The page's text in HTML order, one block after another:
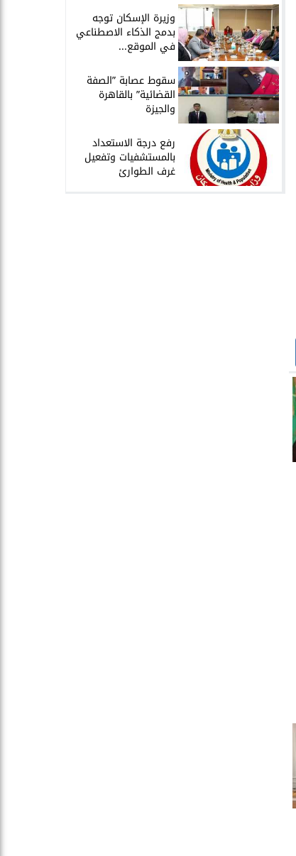
​وزيرة الإسكان توجه
بدمج الذكاء الاصطناعي
في الموقع...
سقوط عصابة ”الصفة
القضائية” بالقاهرة
والجيزة
​رفع درجة الاستعداد
بالمستشفيات وتفعيل
غرف الطوارئ